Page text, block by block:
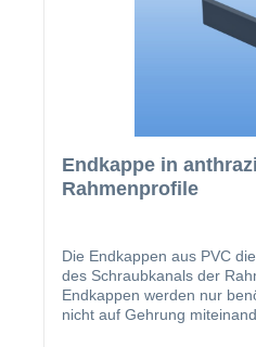
Endkappe in
Rahmenprofile
Die Endkappen aus PVC
des Schraubkanals der
Endkappen werden nur
nicht auf Gehrung